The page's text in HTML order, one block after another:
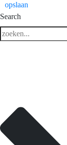
opslaan
Search